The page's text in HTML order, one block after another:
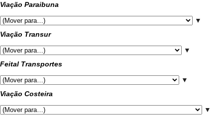
Viação Paraibuna
▼
Viação Transur
▼
Feital Transportes
▼
Viação Costeira
▼